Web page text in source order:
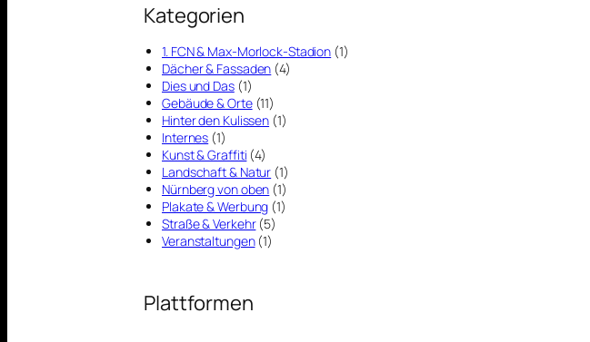
Kategorien
1. FCN & Max-Morlock-Stadion (1)
Dächer & Fassaden (4)
Dies und Das(1)
Gebäude & Orte(11)
Hinter den Kulissen (1)
Internes (1)
Kunst & Graffiti (4)
Landschaft & Natur (1)
Nürnberg von oben (1)
Plakate & Werbung (1)
Straße & Verkehr(5)
Veranstaltungen(1)
Plattformen